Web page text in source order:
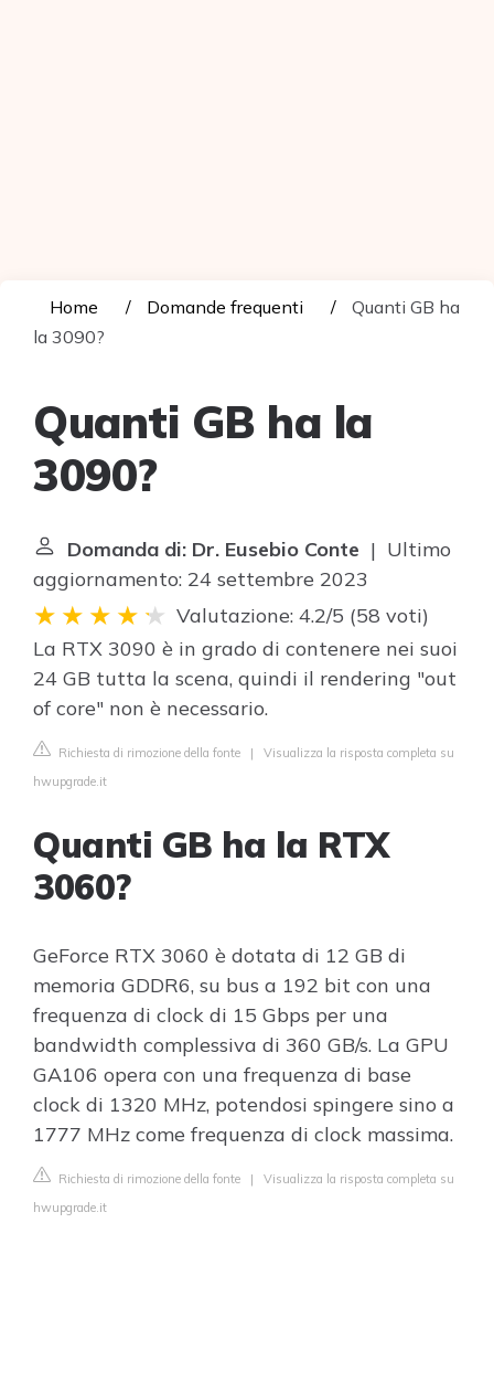
Home Domande frequenti
Quanti GB ha
la 3090?
Quanti GB ha la
3090?
Domanda di: Dr. Eusebio Conte | Ultimo
aggiornamento: 24 settembre 2023
Valutazione: 4.2/5 (58 voti)
La RTX 3090 è in grado di contenere nei suoi
24 GB tutta la scena, quindi il rendering "out
of core" non è necessario.
Richiesta di rimozione della fonte | Visualizza la risposta completa su
hwupgrade.it
Quanti GB ha la RTX
3060?
GeForce RTX 3060 è dotata di 12 GB di
memoria GDDR6, su bus a 192 bit con una
frequenza di clock di 15 Gbps per una
bandwidth complessiva di 360 GB/s. La GPU
GA106 opera con una frequenza di base
clock di 1320 MHz, potendosi spingere sino a
1777 MHz come frequenza di clock massima.
Richiesta di rimozione della fonte | Visualizza la risposta completa su
hwupgrade.it